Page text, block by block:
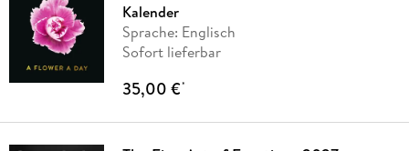
Kalender
Sprache: Englisch
Sofort lieferbar
35,00 €*